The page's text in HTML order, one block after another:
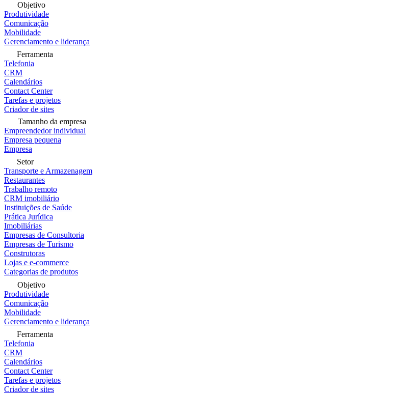
Objetivo
Produtividade
Comunicação
Mobilidade
Gerenciamento e liderança
Ferramenta
Telefonia
CRM
Calendários
Contact Center
Tarefas e projetos
Criador de sites
Tamanho da empresa
Empreendedor individual
Empresa pequena
Empresa
Setor
Transporte e Armazenagem
Restaurantes
Trabalho remoto
CRM imobiliário
Instituições de Saúde
Prática Jurídica
Imobiliárias
Empresas de Consultoria
Empresas de Turismo
Construtoras
Lojas e e-commerce
Categorias de produtos
Objetivo
Produtividade
Comunicação
Mobilidade
Gerenciamento e liderança
Ferramenta
Telefonia
CRM
Calendários
Contact Center
Tarefas e projetos
Criador de sites